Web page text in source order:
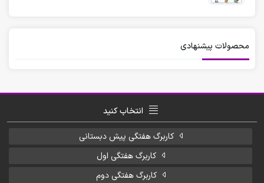
محصولات پیشنهادی
انتخاب کنید
کاربرگ هفتگی پیش دبستانی
کاربرگ هفتگی اول
کاربرگ هفتگی دوم